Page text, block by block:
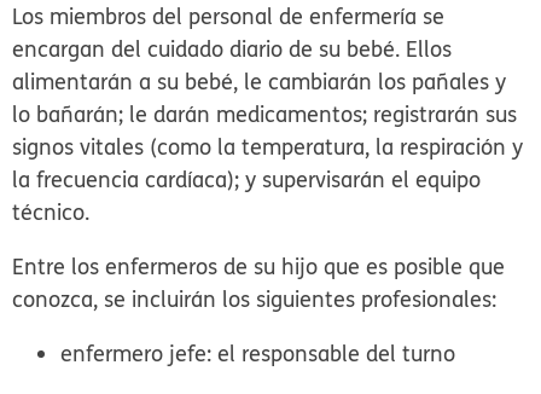
Los miembros del personal de enfermería se
encargan del cuidado diario de su bebé. Ellos
alimentarán a su bebé, le cambiarán los pañales y
lo bañarán; le darán medicamentos; registrarán sus
signos vitales (como la temperatura, la respiración y
la frecuencia cardíaca); y supervisarán el equipo
técnico.
Entre los enfermeros de su hijo que es posible que
conozca, se incluirán los siguientes profesionales:
enfermero jefe: el responsable del turno